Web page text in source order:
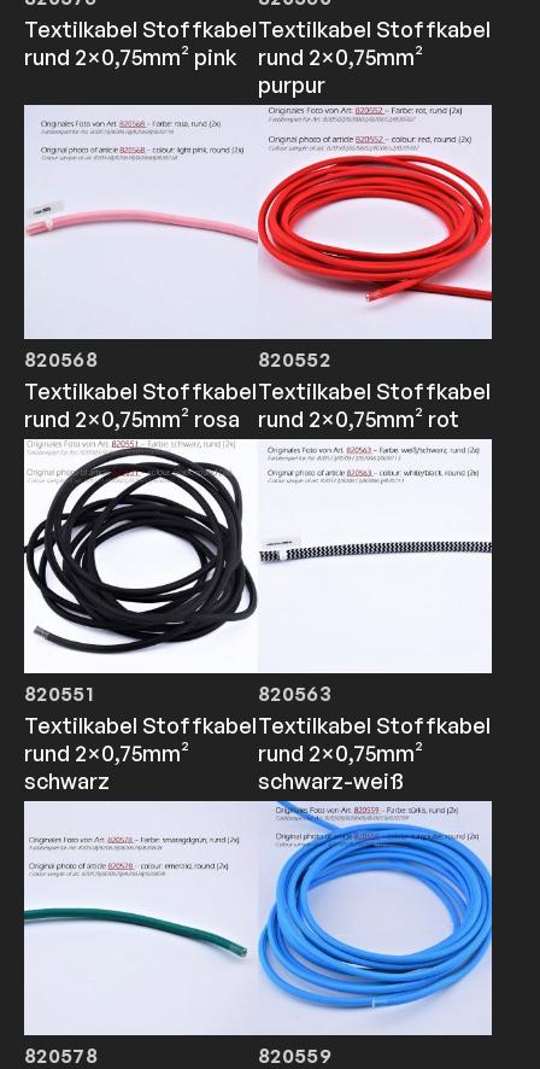
Textilkabel Stoffkabel
rund 2×0,75mm² pink
Textilkabel Stoffkabel
rund 2×0,75mm²
purpur
820568
Textilkabel Stoffkabel
rund 2×0,75mm² rosa
820552
Textilkabel Stoffkabel
rund 2×0,75mm² rot
820551
Textilkabel Stoffkabel
rund 2×0,75mm²
schwarz
820563
Textilkabel Stoffkabel
rund 2×0,75mm²
schwarz-weiß
820578 820559